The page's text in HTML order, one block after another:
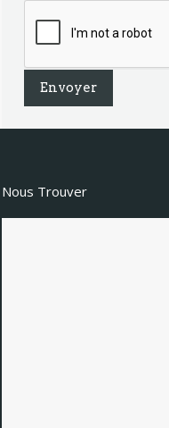
Nous Trouver